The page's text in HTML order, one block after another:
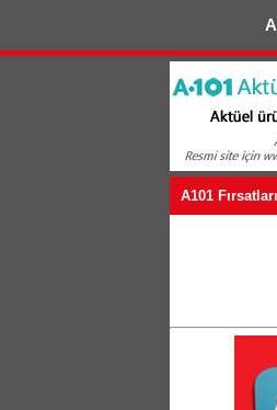
A101